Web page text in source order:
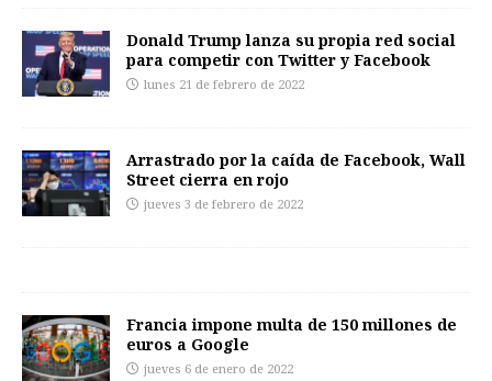
Donald Trump lanza su propia red social
para competir con Twitter y Facebook
lunes 21 de febrero de 2022
Arrastrado por la caída de Facebook, Wall
Street cierra en rojo
jueves 3 de febrero de 2022
Francia impone multa de 150 millones de
euros a Google
jueves 6 de enero de 2022